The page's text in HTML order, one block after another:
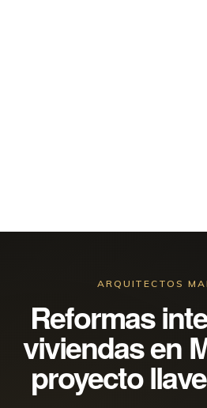
ARQUITECTOS
Reformas
viviendas en
proyecto